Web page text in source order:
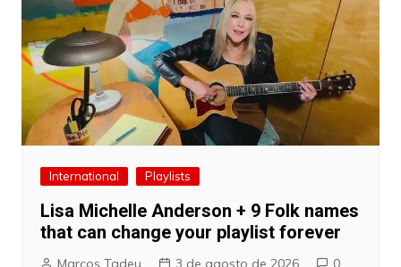
International Playlists
Lisa Michelle Anderson + 9 Folk names
that can change your playlist forever
Marcos Tadeu 3 de agosto de 2026 0